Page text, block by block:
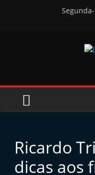
o
Ricardo
dicas aos